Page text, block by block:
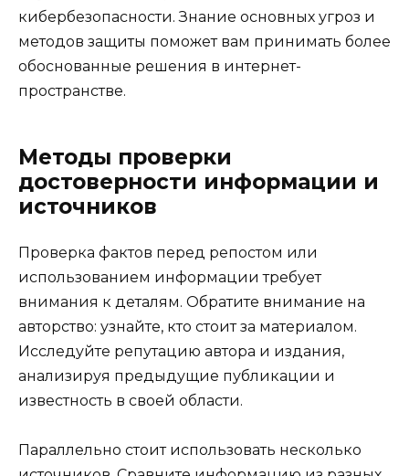
кибербезопасности. Знание основных угроз и
методов защиты поможет вам принимать более
обоснованные решения в интернет-
пространстве.
Методы проверки
достоверности информации и
источников
Проверка фактов перед репостом или
использованием информации требует
внимания к деталям. Обратите внимание на
авторство: узнайте, кто стоит за материалом.
Исследуйте репутацию автора и издания,
анализируя предыдущие публикации и
известность в своей области.
Параллельно стоит использовать несколько